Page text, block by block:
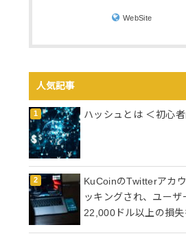
WebSite
人気記事
ハッシュとは ＜初心
KuCoinのTwitterアカ
ッキングされ、ユーザ
22,000ドル以上の損失